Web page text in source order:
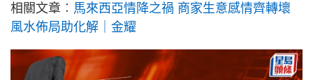
相關文章︰ 馬來西亞情降之禍 商家生意感情齊轉壞
風水佈局助化解｜金耀